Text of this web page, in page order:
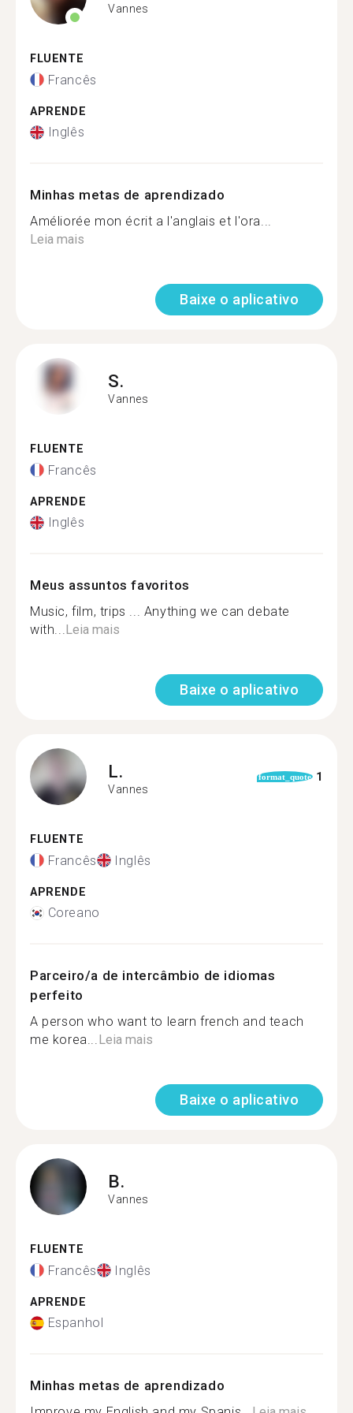
Vannes
FLUENTE
Francês
APRENDE
Inglês
Minhas metas de aprendizado
Améliorée mon écrit a l'anglais et l'ora...
Leia mais
Baixe o aplicativo
S.
Vannes
FLUENTE
Francês
APRENDE
Inglês
Meus assuntos favoritos
Music, film, trips ... Anything we can debate
with...Leia mais
Baixe o aplicativo
L.
Vannes
format_quote 1
FLUENTE
Francês Inglês
APRENDE
Coreano
Parceiro/a de intercâmbio de idiomas
perfeito
A person who want to learn french and teach
me korea...Leia mais
Baixe o aplicativo
B.
Vannes
FLUENTE
Francês Inglês
APRENDE
Espanhol
Minhas metas de aprendizado